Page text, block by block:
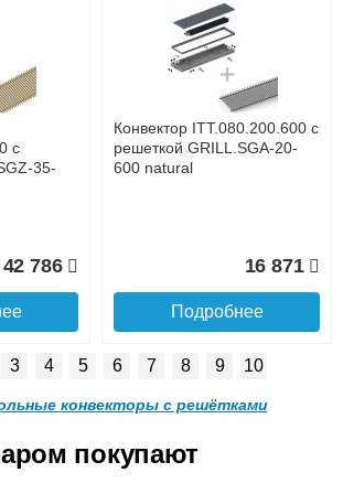
до подъезда
услуга платная
16 318
Конвектор ITTL.070.160.900
с решеткой SGL.900.160
champagne
16 337
Конвектор
ITTL.070.160.1100 с
решеткой SGL.1100.160
с
35-
42 786
Конвектор ITT.080.200.600 с
решеткой GRILL.SGA-20-
600 natural
16 871
Подробнее
3 4 5 6 7 8 9 10
конвекторы с решётками
покупают